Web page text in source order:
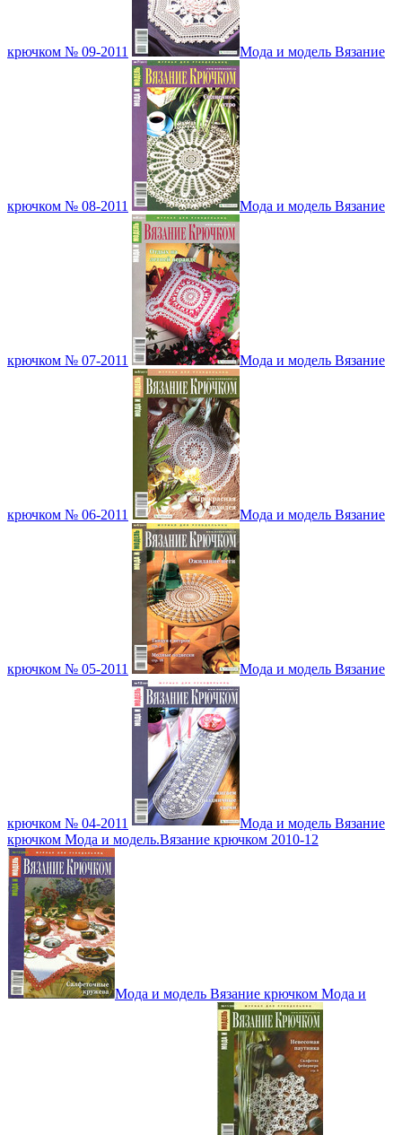
крючком № 09-2011 Мода и модель Вязание
крючком № 08-2011 Мода и модель Вязание
крючком № 07-2011 Мода и модель Вязание
крючком № 06-2011 Мода и модель Вязание
крючком № 05-2011 Мода и модель Вязание
крючком № 04-2011
Мода и модель Вязание
крючком Мода и модель.Вязание крючком 2010-12
Мода и модель Вязание крючком Мода и